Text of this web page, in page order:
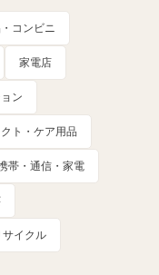
コンビニ
家電店
ン
ト・ケア用品
帯・通信・家電
サイクル